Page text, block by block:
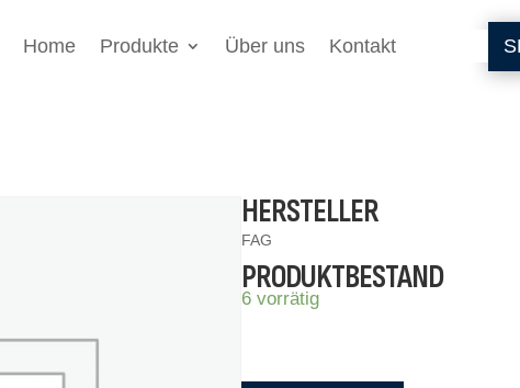
Home Produkte Über uns Kontakt
HERSTELLER
FAG
PRODUKTBESTAND
6 vorrätig